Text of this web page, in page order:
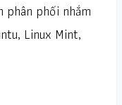
phân phối nhắm
Linux Mint,